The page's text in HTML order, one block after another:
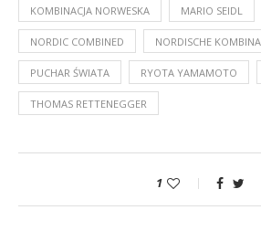
KOMBINACJA NORWESKA MARIO SEIDL
NORDIC COMBINED NORDISCHE
PUCHAR ŚWIATA RYOTA YAMAMOTO
THOMAS RETTENEGGER
1